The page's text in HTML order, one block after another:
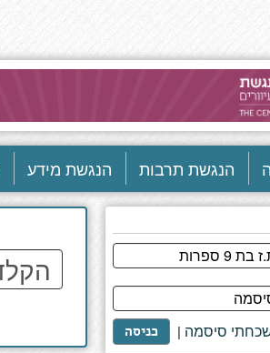
הנגשת תרבות הנגשת מידע
כניסה | סיסמה
הקלד
מילים
לחיפוש